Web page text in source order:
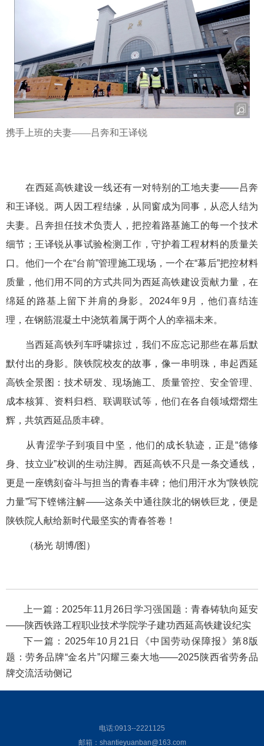
携手上班的夫妻——吕奔和王译锐
在西延高铁建设一线还有一对特别的工地夫妻——吕奔
和王译锐。两人因工程结缘，从同窗成为同事，从恋人结为
夫妻。吕奔担任技术负责人，把控着路基施工的每一个技术
细节；王译锐从事试验检测工作，守护着工程材料的质量关
口。他们一个在“台前”管理施工现场，一个在“幕后”把控材料
质量，他们用不同的方式共同为西延高铁建设贡献力量，在
绵延的路基上留下并肩的身影。2024年9月，他们喜结连
理，在钢筋混凝土中浇筑着属于两个人的幸福未来。
当西延高铁列车呼啸掠过，我们不应忘记那些在幕后默
默付出的身影。陕铁院校友的故事，像一串明珠，串起西延
高铁全景图：技术研发、现场施工、质量管控、安全管理、
成本核算、资料归档、联调联试等，他们在各自领域熠熠生
辉，共筑西延品质丰碑。
从青涩学子到项目中坚，他们的成长轨迹，正是“德修
身、技立业”校训的生动注脚。西延高铁不只是一条交通线，
更是一座镌刻奋斗与担当的青春丰碑；他们用汗水为“陕铁院
力量”写下铿锵注解——这条关中通往陕北的钢铁巨龙，便是
陕铁院人献给新时代最坚实的青春答卷！
（杨光 胡博/图）
上一篇： 2025年11月26日学习强国题：青春铸轨向延安
——陕西铁路工程职业技术学院学子建功西延高铁建设纪实
下一篇： 2025年10月21日《中国劳动保障报》第8版
题：劳务品牌“金名片”闪耀三秦大地——2025陕西省劳务品
牌交流活动侧记
电话:0913--2221125
邮箱：shantieyuanban@163.com